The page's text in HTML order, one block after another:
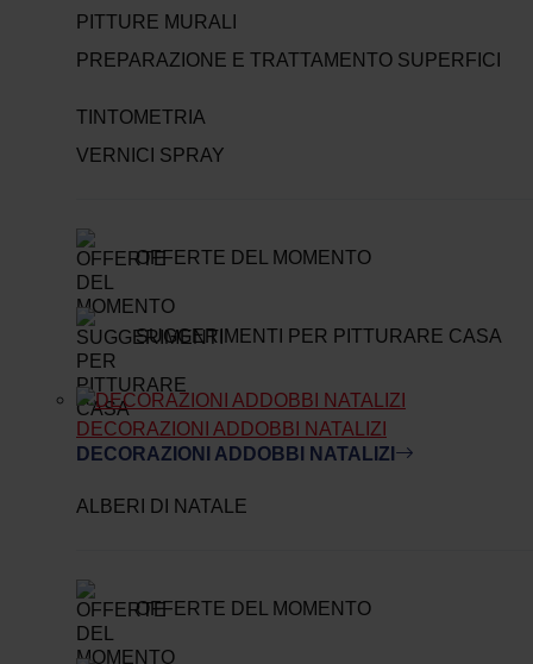
PITTURE MURALI
PREPARAZIONE E TRATTAMENTO SUPERFICI
TINTOMETRIA
VERNICI SPRAY
OFFERTE DEL MOMENTO
SUGGERIMENTI PER PITTURARE CASA
DECORAZIONI ADDOBBI NATALIZI
DECORAZIONI ADDOBBI NATALIZI
ALBERI DI NATALE
OFFERTE DEL MOMENTO